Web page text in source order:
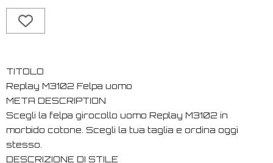
TITOLO
Replay M3102 Felpa uomo
META DESCRIPTION
Scegli la felpa girocollo uomo Replay M3102 in
morbido cotone. Scegli la tua taglia e ordina oggi
stesso.
DESCRIZIONE DI STILE